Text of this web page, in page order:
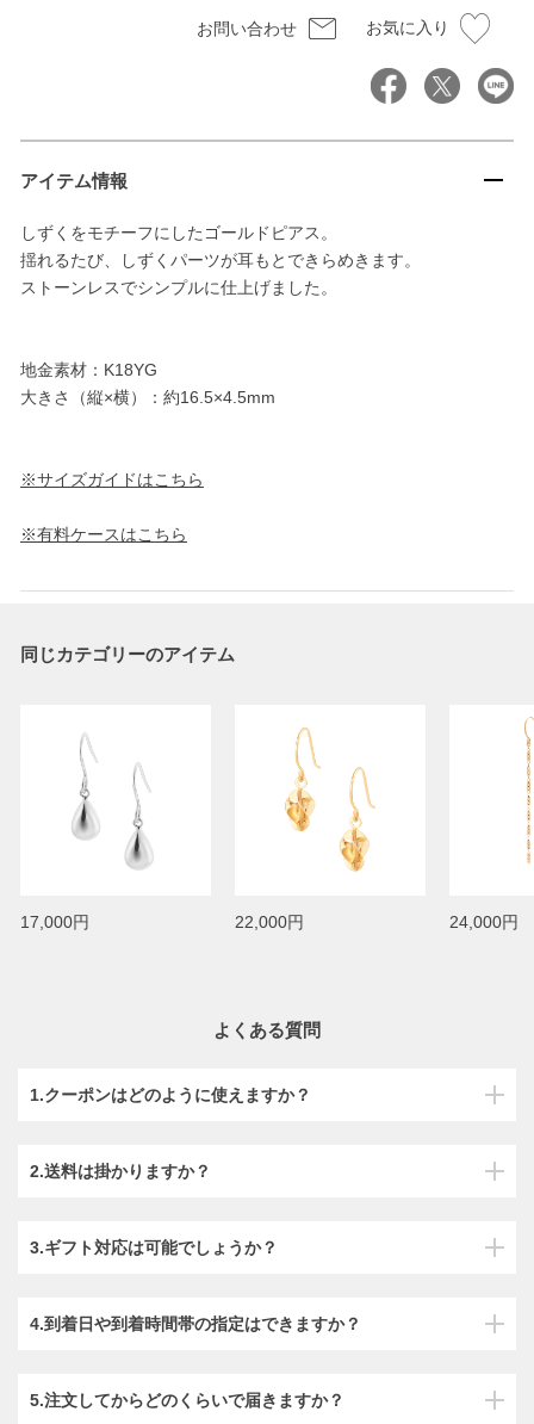
お問い合わせ お気に入り
アイテム情報
しずくをモチーフにしたゴールドピアス。
揺れるたび、しずくパーツが耳もとできらめきます。
ストーンレスでシンプルに仕上げました。
地金素材：K18YG
大きさ（縦×横）：約16.5×4.5mm
※サイズガイドはこちら
※有料ケースはこちら
同じカテゴリーのアイテム
17,000円 22,000円 24,000円
よくある質問
1.クーポンはどのように使えますか？
2.送料は掛かりますか？
3.ギフト対応は可能でしょうか？
4.到着日や到着時間帯の指定はできますか？
5.注文してからどのくらいで届きますか？